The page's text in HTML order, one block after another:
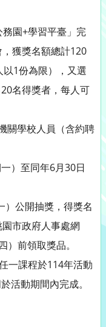
園+學習平臺」完
獲獎名額總計120
1份為限），又選
名得獎者，每人可
關學校人員（含約聘
）至同年6月30日
）公開抽獎，得獎名
市政府人事處網
前領取獎品。
一課程於114年活動
活動期間內完成。